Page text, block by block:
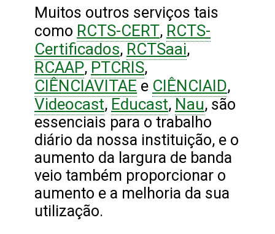
Muitos outros serviços tais
como RCTS-CERT, RCTS-
Certificados, RCTSaai,
RCAAP, PTCRIS,
CIÊNCIAVITAE e CIÊNCIAID,
Videocast, Educast, Nau, são
essenciais para o trabalho
diário da nossa instituição, e o
aumento da largura de banda
veio também proporcionar o
aumento e a melhoria da sua
utilização.